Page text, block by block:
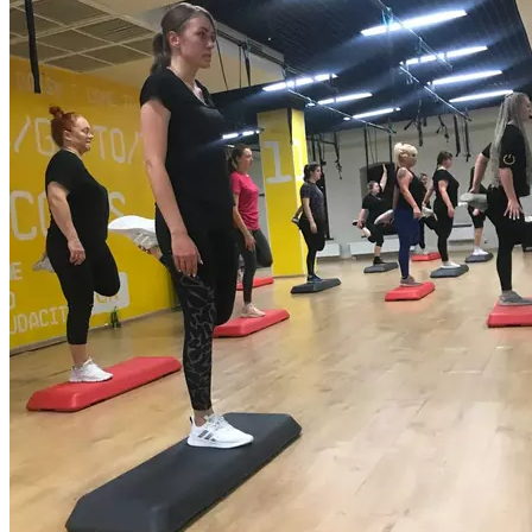
их в различные комбинации легкого уровня.
Продолжительность 55 минут.